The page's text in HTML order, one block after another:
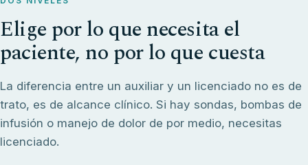
Elige por lo que necesita el
paciente, no por lo que cuesta
La diferencia entre un auxiliar y un licenciado no es de
trato, es de alcance clínico. Si hay sondas, bombas de
infusión o manejo de dolor de por medio, necesitas
licenciado.